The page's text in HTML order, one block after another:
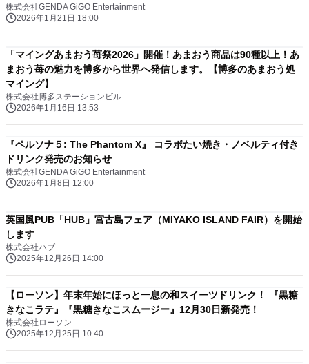
株式会社GENDA GiGO Entertainment
2026年1月21日 18:00
「マイングあまおう苺祭2026」開催！あまおう商品は90種以上！あ
まおう苺の魅力を博多から世界へ発信します。【博多のあまおう処
マイング】
株式会社博多ステーションビル
2026年1月16日 13:53
『ペルソナ５: The Phantom X』 コラボたい焼き・ノベルティ付き
ドリンク発売のお知らせ
株式会社GENDA GiGO Entertainment
2026年1月8日 12:00
英国風PUB「HUB」宮古島フェア（MIYAKO ISLAND FAIR）を開始
します
株式会社ハブ
2025年12月26日 14:00
【ローソン】年末年始にほっと一息の和スイーツドリンク！ 『黒糖
きなこラテ』『黒糖きなこスムージー』12月30日新発売！
株式会社ローソン
2025年12月25日 10:40